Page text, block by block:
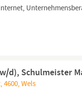
d), Schulmeister
4600, Wels